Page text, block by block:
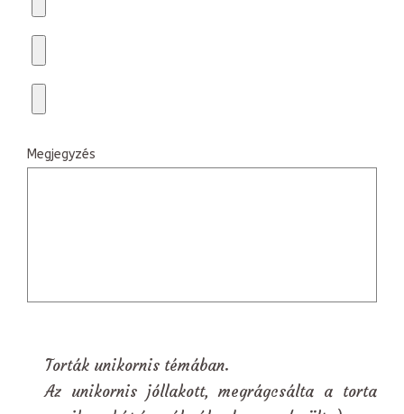
Megjegyzés
Torták unikornis témában.
Az unikornis jóllakott, megrágcsálta a torta